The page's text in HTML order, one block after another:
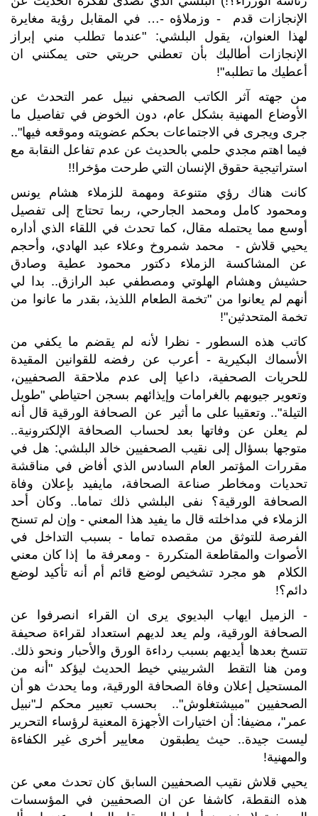
الإنجازات قدم - وزملاؤه -… في المقابل رؤية مغايرة
لهذا العنوان، يقول البلشي: "عندما تطلب مني إبراز
الإنجازات أطالبك بأن تعطني حريتي حتى يمكنني ان
أعطيك ما تطلبه"!
من جهته آثر الكاتب الصحفي نبيل عمر التحدث عن
الأوضاع المهنية بشكل عام، دون الخوض في تفاصيل ما
جرى ويجرى في الاجتماعات بحكم عضويته وموقعه فيها"..
فيما اهتم مجدي حلمي بالحديث عن عدم تفاعل النقابة مع
استراتيجية حقوق الإنسان التي طرحت مؤخرا!!
كانت هناك رؤي متنوعة ومهمة للزملاء هشام يونس
ومحمود كامل ومحمد الجارحي، ربما تحتاج إلى تفصيل
أوسع مما يحتمله مقال، كما تحدث في اللقاء الذي أداره
يحيي قلاش - محمد شمروخ وعلاء عبد الهادي، وأحجم
عن المشاكسة الزملاء دكتور محمود عطية وصادق
حشيش وهشام الهلوتي ومصطفي عبد الرازق.. بدا لي
أنهم لم يعانوا من "تخمة الطعام اللذيذ، بقدر ما عانوا من
تخمة المتحدثين"!
كاتب هذه السطور - نظرا لأنه لم يقضم ما يكفي من
الأسماك البكيرية - أعرب عن رفضه للقوانين المقيدة
للحريات الصحفية، داعيا إلى عدم ملاحقة الصحفيين،
وتعوير جيوبهم بالغرامات وإيذائهم بسجن احتياطي "طويل
التيلة".. وتعقيبا على ما أثير عن الصحافة الورقية قال أنه
لم يعلن عن وفاتها بعد لحساب الصحافة الإلكترونية..
متوجها بسؤال إلى نقيب الصحفيين خالد البلشي: هل في
مقررات المؤتمر العام السادس الذي أفاض في مناقشة
تحديات ومخاطر صناعة الصحافة، مايفيد بإعلان وفاة
الصحافة الورقية؟ نفى البلشي ذلك تماما.. وكان أحد
الزملاء في مداخلته قال ما يفيد هذا المعني - وإن لم تسنح
الفرصة للتوثق من مقصده تماما - بسبب التداخل في
الأصوات والمقاطعة المتكررة - ومعرفة ما إذا كان معني
الكلام هو مجرد تشخيص لوضع قائم أم أنه تأكيد لوضع
دائم؟!
- الزميل ايهاب البديوي يرى ان القراء انصرفوا عن
الصحافة الورقية، ولم يعد لديهم استعداد لقراءة صحيفة
تتسخ بعدها أيديهم بسبب رداءة الورق والأحبار ونحو ذلك.
ومن هنا التقط الشربيني خيط الحديث ليؤكد "أنه من
المستحيل إعلان وفاة الصحافة الورقية، وما يحدث هو أن
الصحفيين "مبيشتغلوش".. بحسب تعبير محكم لـ"نبيل
عمر"، مضيفا: أن اختيارات الأجهزة المعنية لرؤساء التحرير
ليست جيدة.. حيث يطبقون معايير أخرى غير الكفاءة
والمهنية!
يحيي قلاش نقيب الصحفيين السابق كان تحدث معي عن
هذه النقطة، كاشفا عن ان الصحفيين في المؤسسات